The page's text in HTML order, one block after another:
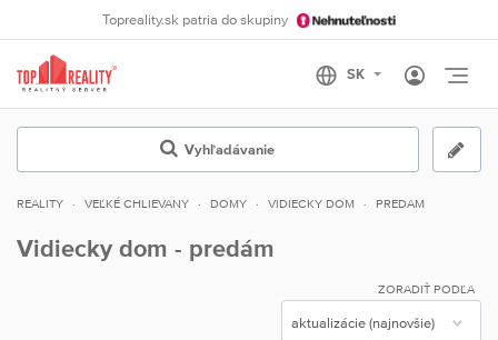
Topreality.sk patria do skupiny
Vyhľadávanie
REALITY VEĽKÉ CHLIEVANY DOMY VIDIECKY DOM PREDAM
Vidiecky dom - predám
ZORADIŤ PODĽA